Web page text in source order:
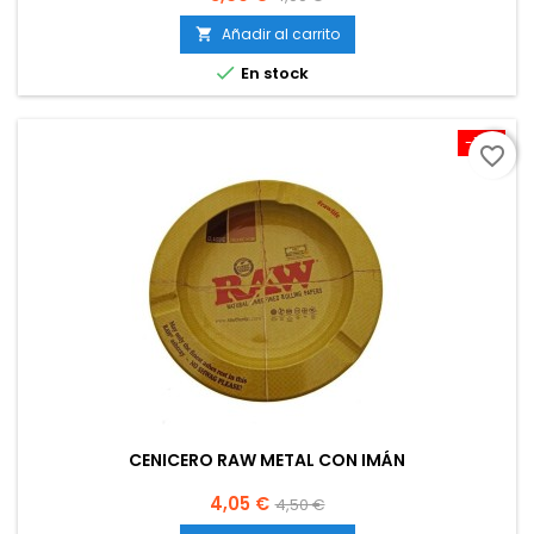
base
 Añadir al carrito
 En stock
-10%
CENICERO RAW METAL CON IMÁN
Precio
4,05 € Precio
4,50 €
favorite_border